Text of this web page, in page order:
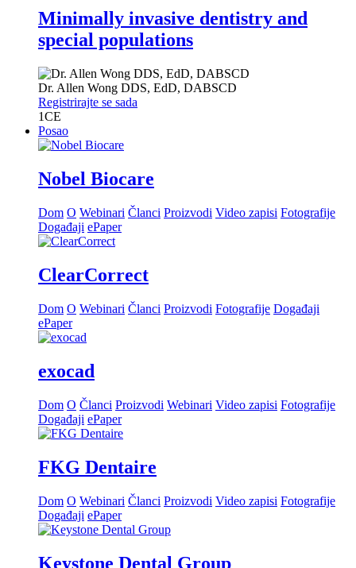
Minimally invasive dentistry and
special populations
Dr. Allen Wong DDS, EdD, DABSCD
Registrirajte se sada
1CE
Posao
Nobel Biocare
Dom O Webinari Članci Proizvodi Video zapisi Fotografije
Događaji ePaper
ClearCorrect
Dom O Webinari Članci Proizvodi Fotografije Događaji
ePaper
exocad
Dom O Članci Proizvodi Webinari Video zapisi Fotografije
Događaji ePaper
FKG Dentaire
Dom O Webinari Članci Proizvodi Video zapisi Fotografije
Događaji ePaper
Keystone Dental Group